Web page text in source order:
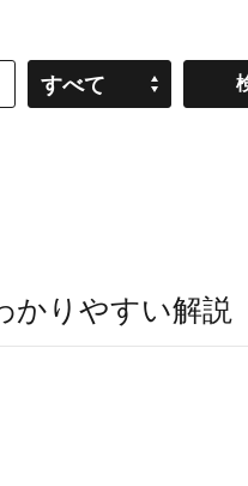
すべて
かりやすい解説